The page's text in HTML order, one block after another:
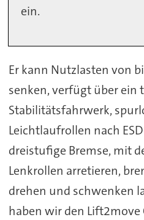
ein.
Er kann Nutzlasten von
senken, verfügt über ein
Stabilitätsfahrwerk,
Leichtlaufrollen nach
dreistufige Bremse, mit
Lenkrollen arretieren,
drehen und schwenken
haben wir den